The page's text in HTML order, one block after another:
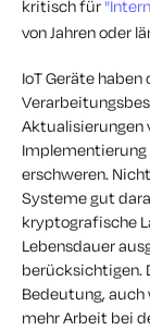
kritisch für
von Jahren oder
IoT Geräte
Aktualisierungen
Implementierung
erschweren.
Systeme gut
kryptografische
Lebensdauer
berücksichtigen.
Bedeutung,
mehr Arbeit bei